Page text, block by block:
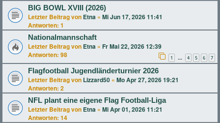
BIG BOWL XVIII (2026)
Letzter Beitrag von Etna « Mi Jun 17, 2026 11:41
Antworten: 1
Nationalmannschaft
Letzter Beitrag von Etna « Fr Mai 22, 2026 12:39
Antworten: 98 1 … 4 5 6 7
Flagfootball Jugendländerturnier 2026
Letzter Beitrag von Lizzard50 « Mo Apr 27, 2026 19:21
Antworten: 2
NFL plant eine eigene Flag Football-Liga
Letzter Beitrag von Etna « Mi Apr 01, 2026 11:21
Antworten: 14